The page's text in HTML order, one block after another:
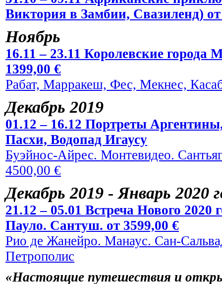
Виктория в Замбии, Свазиленд) от
Ноябрь
16.11 – 23.11 Королевские
1399,00 €
Рабат, Марракеш, Фес, Мекнес,
Декабрь 2019
01.12 – 16.12 Портреты
Пасхи, Водопад Игаусу
Буэйнос-Айрес. Монтевидео.
4500,00 €
Декабрь 2019 - Январь 2020
21.12 – 05.01 Встреча Нового
Пауло. Сантуш. от 3599,00 €
Рио де Жанейро. Манаус. Сан-
Петрополис
«Настоящие путешествия и